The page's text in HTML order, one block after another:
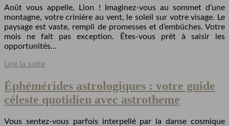
Août vous appelle, Lion ! Imaginez-vous au sommet d’une
montagne, votre crinière au vent, le soleil sur votre visage. Le
paysage est vaste, rempli de promesses et d’embûches. Votre
mois ne fait pas exception. Êtes-vous prêt à saisir les
opportunités…
Lire la suite
Éphémérides astrologiques : votre guide
céleste quotidien avec astrotheme
Vous sentez-vous parfois interpellé par la danse cosmique